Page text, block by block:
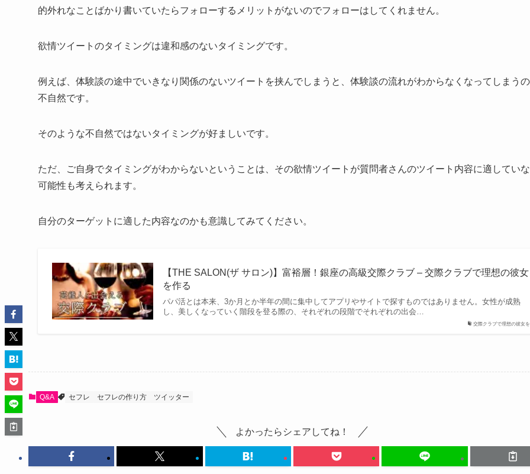
的外れなことばかり書いていたらフォローするメリットがないのでフォローはしてくれません。
欲情ツイートのタイミングは違和感のないタイミングです。
例えば、体験談の途中でいきなり関係のないツイートを挟んでしまうと、体験談の流れがわからなくなってしまう
不自然です。
そのような不自然ではないタイミングが好ましいです。
ただ、ご自身でタイミングがわからないということは、その欲情ツイートが質問者さんのツイート内容に適してい
可能性も考えられます。
自分のターゲットに適した内容なのかも意識してみてください。
交際クラブで理想の彼女
【THE SALON(ザ サロン)】富裕層！銀座の高級交際クラブ – 交際クラブで理想の彼女
を作る
パパ活とは本来、3か月とか半年の間に集中してアプリやサイトで探すものではありません。女性が成熟
し、美しくなっていく階段を登る際の、それぞれの段階でそれぞれの出会…
Q&A セフレ セフレの作り方 ツイッター
よかったらシェアしてね！